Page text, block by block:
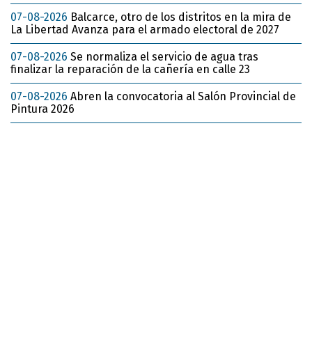
07-08-2026 Balcarce, otro de los distritos en la mira de
La Libertad Avanza para el armado electoral de 2027
07-08-2026 Se normaliza el servicio de agua tras
finalizar la reparación de la cañería en calle 23
07-08-2026 Abren la convocatoria al Salón Provincial de
Pintura 2026